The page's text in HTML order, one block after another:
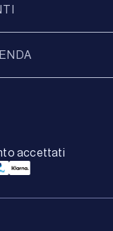
accettati
Payment
Payment
Klarna Payment